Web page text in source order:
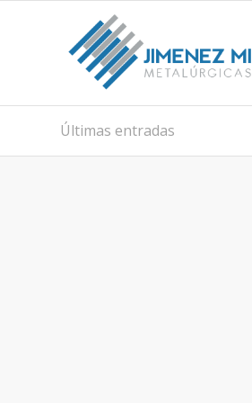
Últimas entradas